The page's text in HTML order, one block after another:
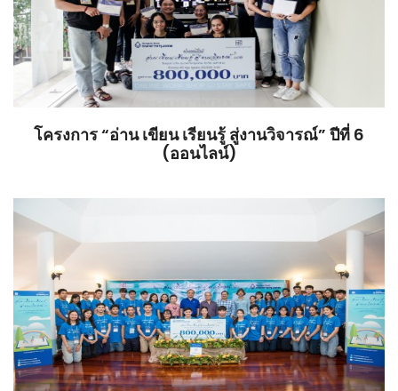
โครงการ “อ่าน เขียน เรียนรู้ สู่งานวิจารณ์” ปีที่ 6
(ออนไลน์)